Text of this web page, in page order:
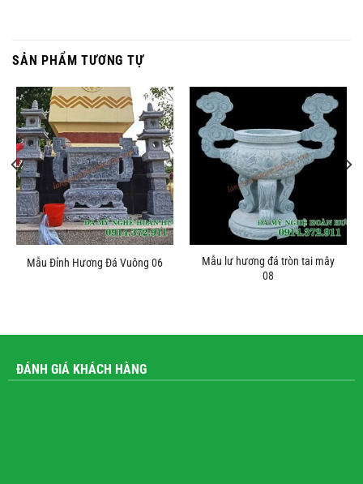
SẢN PHẨM TƯƠNG TỰ
Mẫu Đỉnh Hương Đá Vuông 06
Mẫu lư hương đá tròn tai mây
08
ĐÁNH GIÁ KHÁCH HÀNG